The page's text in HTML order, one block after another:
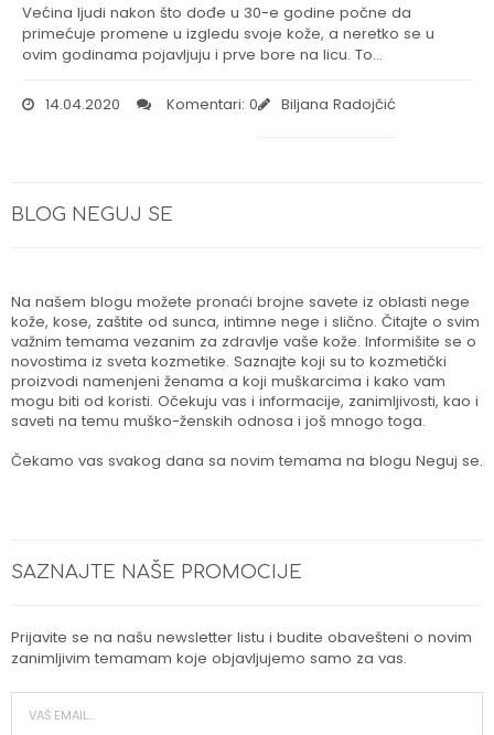
Većina ljudi nakon što dođe u 30-e godine počne da
primećuje promene u izgledu svoje kože, a neretko se u
ovim godinama pojavljuju i prve bore na licu. To…
14.04.2020 Komentari: 0 Biljana Radojčić
BLOG NEGUJ SE
Na našem blogu možete pronaći brojne savete iz oblasti nege
kože, kose, zaštite od sunca, intimne nege i slično. Čitajte o svim
važnim temama vezanim za zdravlje vaše kože. Informišite se o
novostima iz sveta kozmetike. Saznajte koji su to kozmetički
proizvodi namenjeni ženama a koji muškarcima i kako vam
mogu biti od koristi. Očekuju vas i informacije, zanimljivosti, kao i
saveti na temu muško-ženskih odnosa i još mnogo toga.
Čekamo vas svakog dana sa novim temama na blogu Neguj se.
SAZNAJTE NAŠE PROMOCIJE
Prijavite se na našu newsletter listu i budite obavešteni o novim
zanimljivim temamam koje objavljujemo samo za vas.